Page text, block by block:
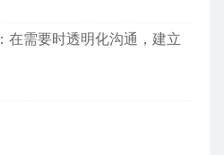
：在需要时透明化沟通，建立